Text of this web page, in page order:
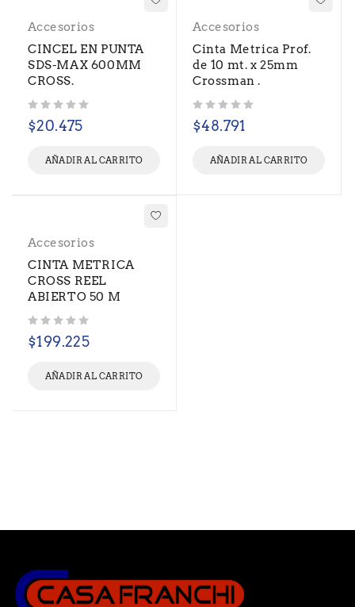
Accesorios
CINCEL EN PUNTA
SDS-MAX 600MM
CROSS.
$20.475
AÑADIR AL CARRITO
Accesorios
Cinta Metrica Prof.
de 10 mt. x 25mm
Crossman .
$48.791
AÑADIR AL CARRITO
Accesorios
CINTA METRICA
CROSS REEL
ABIERTO 50 M
$199.225
AÑADIR AL CARRITO